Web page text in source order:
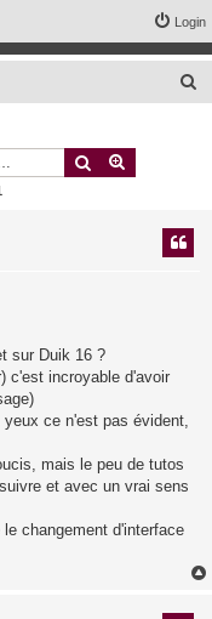
Login
Search
sur Duik 16 ?
c'est incroyable d'avoir
ce n'est pas évident,
mais le peu de tutos
et avec un vrai sens
changement d'interface